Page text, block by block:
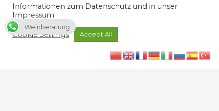
Ja
Informationen zum Datenschutz und in unser
Impressum.
Cookie Settings Accept All
Weinberatung